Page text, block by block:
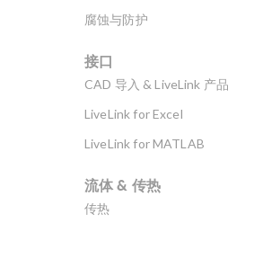
腐蚀与防护
接口
CAD 导入 & LiveLink 产品
LiveLink for Excel
LiveLink for MATLAB
流体 & 传热
传热